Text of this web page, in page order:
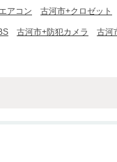
アコン 古河市+クロゼット
古河市+防犯カメラ 古河